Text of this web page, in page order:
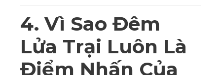
4. Vì Sao Đêm
Lửa Trại Luôn Là
Điểm Nhấn Của